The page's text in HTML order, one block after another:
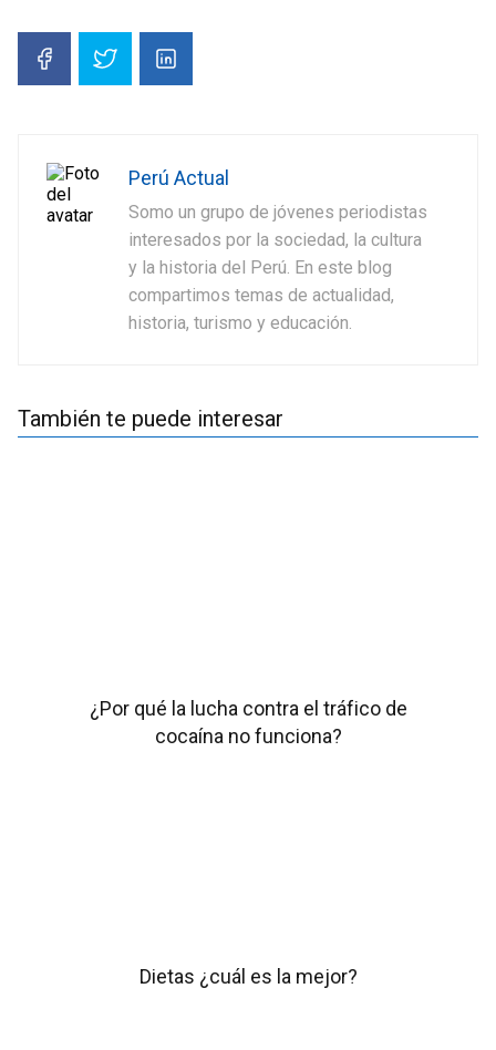
Perú Actual
Somo un grupo de jóvenes periodistas
interesados por la sociedad, la cultura
y la historia del Perú. En este blog
compartimos temas de actualidad,
historia, turismo y educación.
También te puede interesar
¿Por qué la lucha contra el tráfico de
cocaína no funciona?
Dietas ¿cuál es la mejor?